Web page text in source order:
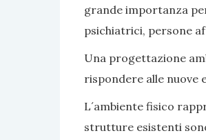
grande importanza
psichiatrici, persone
Una progettazione
rispondere alle nuove
L´ambiente fisico
strutture esistenti